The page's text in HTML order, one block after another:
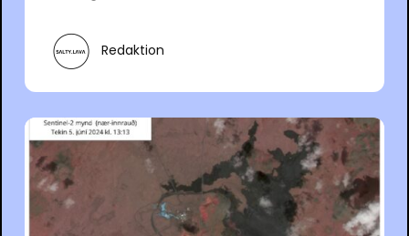
Redaktion